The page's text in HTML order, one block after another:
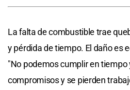
La falta de combustible trae
y pérdida de tiempo. El daño es
"No podemos cumplir en
compromisos y se pierden